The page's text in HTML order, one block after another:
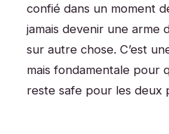
confié dans un moment
jamais devenir une arme
sur autre chose. C’est
mais fondamentale pour
reste safe pour les deux